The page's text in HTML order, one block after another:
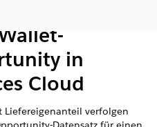
in
Cloud
verfolgen